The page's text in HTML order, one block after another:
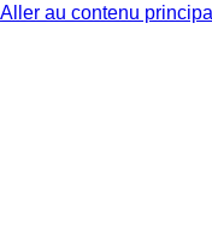
Aller au contenu principal